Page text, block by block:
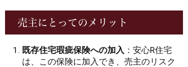
売主にとってのメリット
既存住宅瑕疵保険への加入 ：安心R住宅
は、この保険に加入でき、売主のリスク